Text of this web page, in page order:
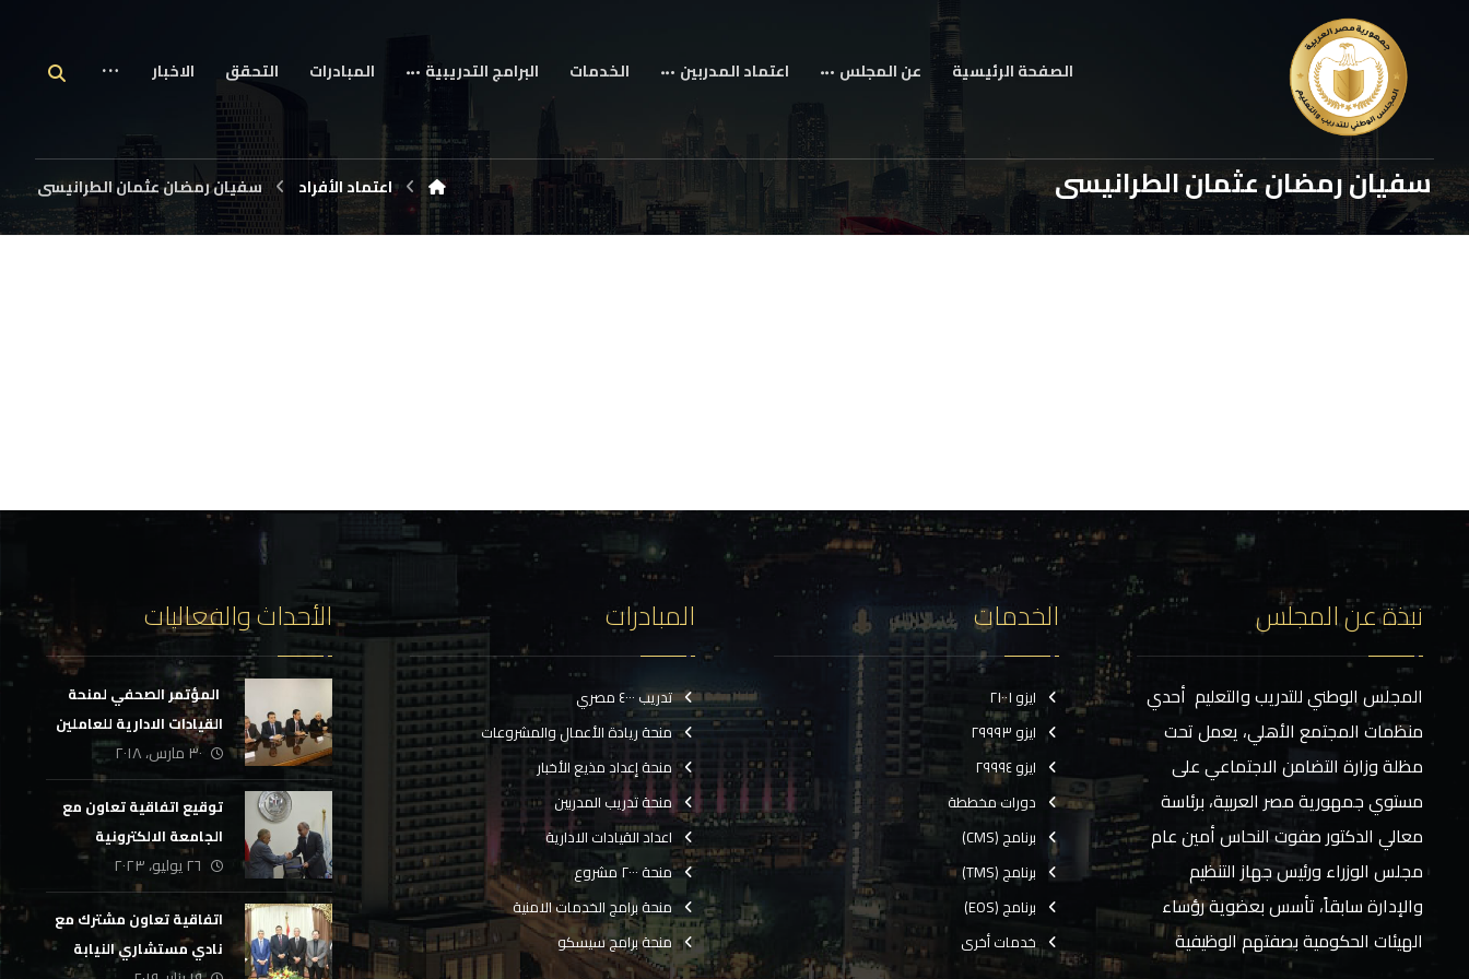
الصفحة الرئيسية عن المجلس اعتماد المدربين الخدمات البرامج التدريبية المبادرات التحقق الاخبار
سفيان رمضان عثمان الطرانيسى اعتماد الأفراد سفيان رمضان عثمان الطرانيسى
نبذة عن المجلس
المجلس الوطني للتدريب والتعليم أحدي
منظمات المجتمع الأهلي، يعمل تحت
مظلة وزارة التضامن الاجتماعي على
مستوي جمهورية مصر العربية، برئاسة
معالي الدكتور صفوت النحاس أمين عام
مجلس الوزراء ورئيس جهاز التنظيم
والإدارة سابقاً، تأسس بعضوية رؤساء
الهيئات الحكومية بصفتهم الوظيفية
الخدمات
ايزو ٢١٠٠١
ايزو ٢٩٩٩٣
ايزو ٢٩٩٩٤
دورات مخططة
برنامج (CMS)
برنامج (TMS)
برنامج (EOS)
خدمات أخرى
المبادرات
تدريب ٤٠٠٠ مصري
منحة ريادة الأعمال والمشروعات
منحة إعداد مذيع الأخبار
منحة تدريب المدربين
اعداد القيادات الادارية
منحة ٢٠٠٠ مشروع
منحة برامج الخدمات الامنية
منحة برامج سيسكو
الأحداث والفعاليات
‏ المؤتمر الصحفي لمنحة
القيادات الادارية للعاملين
في الجهاز الاداري بالدولة
٣٠ مارس، ٢٠١٨
توقيع اتفاقية تعاون مع
الجامعة الالكترونية
٢٦ يوليو، ٢٠٢٣
اتفاقية تعاون مشترك مع
نادي مستشاري النيابة